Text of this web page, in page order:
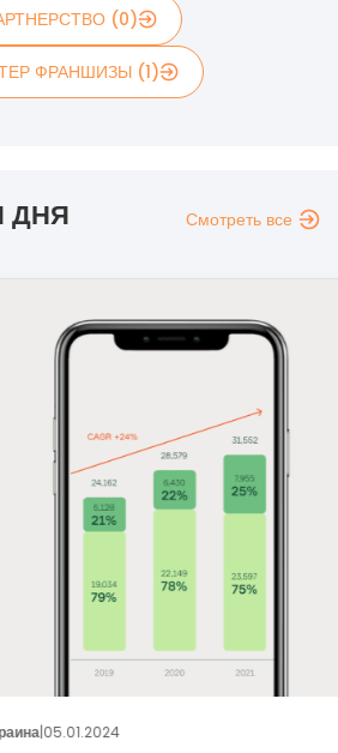
(0)
ФРАНШИЗЫ (1)
ДНЯ Смотреть все